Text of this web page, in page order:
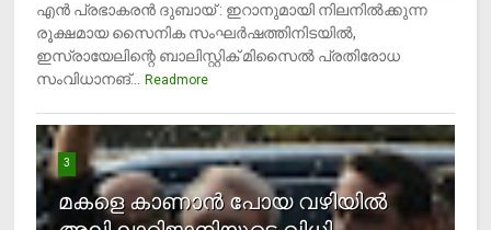
എന്‍ പ്രഭാകരന്‍ ദുബായ് : ഇറാനുമായി നിലനില്‍ക്കുന്ന
രൂക്ഷമായ സൈനിക സംഘര്‍ഷത്തിനിടയില്‍,
ഇസ്രായേലിന്റെ ബാലിസ്റ്റിക് മിസൈല്‍ പ്രതിരോധ
സംവിധാനങ്... Readmore
3
മകളെ കാണാന്‍ പോയ വഴിയില്‍